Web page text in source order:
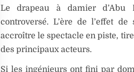
Le drapeau à damier d’Abu
controversé. L’ère de l’effet
accroître le spectacle en piste,
des principaux acteurs.
Si les ingénieurs ont fini par